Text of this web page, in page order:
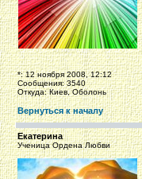
*: 12 ноября 2008, 12:12
Сообщения: 3540
Откуда: Киев, Оболонь
Вернуться к началу
Екатерина
Ученица Ордена Любви